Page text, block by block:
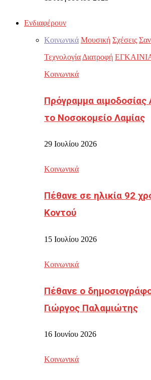
Ενδιαφέρουν
Κοινωνικά Μουσική Σχέσεις
Τεχνολογία Διατροφή
Κοινωνικά
Πρόγραμμα
το Νοσοκομείο Λαμίας
29 Ιουλίου 2026
Κοινωνικά
Πέθανε σε ηλικία 92
Κοντού
15 Ιουλίου 2026
Κοινωνικά
Πέθανε ο
Γιώργος Παλαμιώτης
16 Ιουνίου 2026
Κοινωνικά